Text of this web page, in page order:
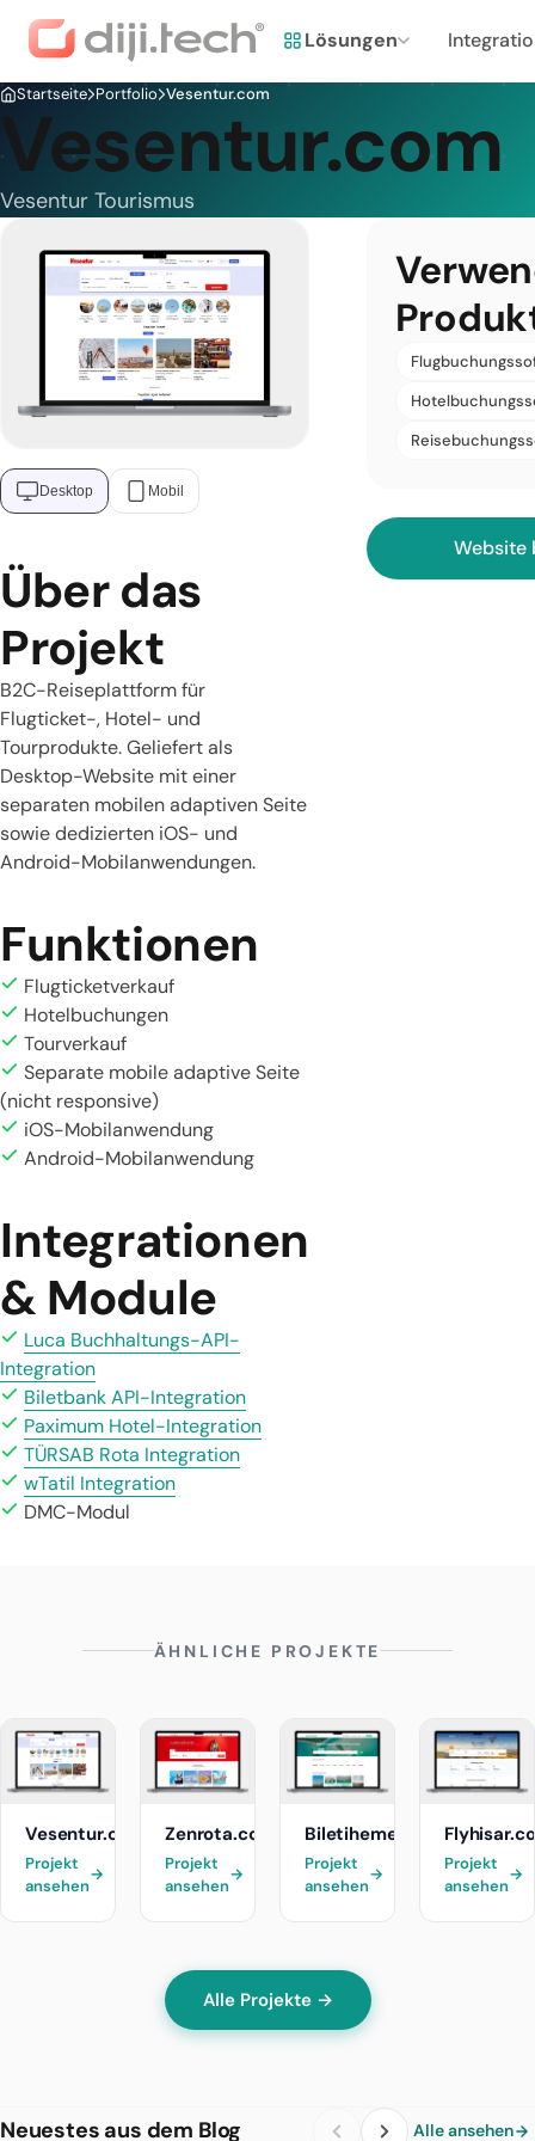
Lösungen
Startseite Portfolio Vesentur.com
Vesentur.com
Vesentur Tourismus
Desktop Mobil
Über das
Projekt
B2C-Reiseplattform für
Flugticket-, Hotel- und
Tourprodukte. Geliefert als
Desktop-Website mit einer
separaten mobilen adaptiven Seite
sowie dedizierten iOS- und
Android-Mobilanwendungen.
Funktionen
Flugticketverkauf
Hotelbuchungen
Tourverkauf
Separate mobile adaptive Seite
(nicht responsive)
iOS-Mobilanwendung
Android-Mobilanwendung
Integrationen
& Module
Luca Buchhaltungs-API-
Integration
Biletbank API-Integration
Paximum Hotel-Integration
TÜRSAB Rota Integration
wTatil Integration
DMC-Modul
Website
ÄHNLICHE PROJEKTE
Vesentur.com
Projekt
ansehen
→
Zenrota.com
Projekt
ansehen
→
Biletihemenal.com
Projekt
ansehen
→
Projekt
ansehen
→
Alle Projekte →
Neuestes aus dem Blog Alle ansehen